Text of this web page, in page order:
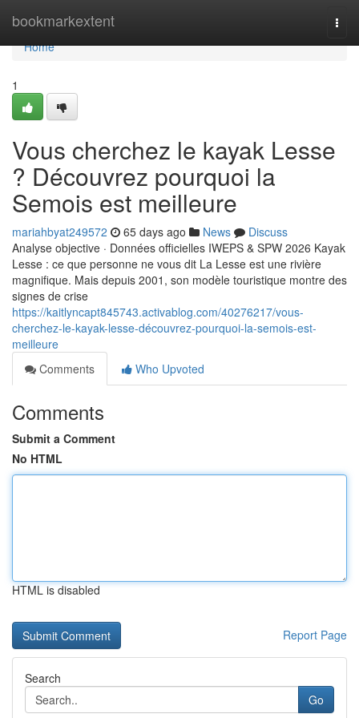
bookmarkextent
Home
Home
1
Vous cherchez le kayak Lesse
? Découvrez pourquoi la
Semois est meilleure
mariahbyat249572 65 days ago News
Discuss
Analyse objective · Données officielles IWEPS & SPW 2026 Kayak
Lesse : ce que personne ne vous dit La Lesse est une rivière
magnifique. Mais depuis 2001, son modèle touristique montre des
signes de crise
https://kaitlyncapt845743.activablog.com/40276217/vous-
cherchez-le-kayak-lesse-découvrez-pourquoi-la-semois-est-
meilleure
Comments
Who Upvoted
Comments
Submit a Comment
No HTML
HTML is disabled
Report Page
Search
Go